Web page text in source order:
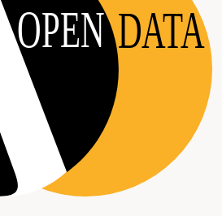
OPEN DATA